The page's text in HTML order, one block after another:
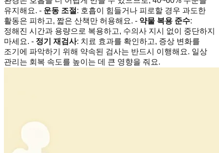
유지해요. - 운동 조절 : 호흡이 힘들거나 피로할 경우 과도한
활동은 피하고, 짧은 산책만 허용해요. - 약물 복용 준수:
정해진 시간과 용량으로 복용하고, 수의사 지시 없이 중단하지
마세요. - 정기 재검사: 치료 효과를 확인하고, 증상 변화를
조기에 파악하기 위해 약속된 검사는 반드시 이행해요. 일상
관리는 회복 속도를 높이는 데 큰 영향을 줘요.